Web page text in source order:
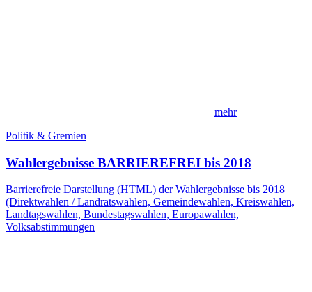
mehr
Politik & Gremien
Wahlergebnisse BARRIEREFREI bis 2018
Barrierefreie Darstellung (HTML) der Wahlergebnisse bis 2018
(Direktwahlen / Landratswahlen, Gemeindewahlen, Kreiswahlen,
Landtagswahlen, Bundestagswahlen, Europawahlen,
Volksabstimmungen